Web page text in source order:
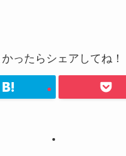
かったらシェアしてね！